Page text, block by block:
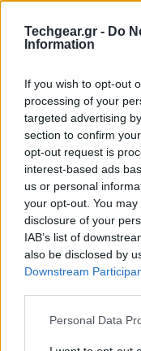
Techgear.gr - Do
Information
If you wish to opt-out
processing of your
targeted advertising
section to confirm
opt-out request is
interest-based ads
us or personal
your opt-out. You
disclosure of your
IAB’s list of
also be disclosed by
Downstream
Please note that this
Personal Data
Το αν και πότε θα
ενεργοποίησης
μοιάζει ξεκάθαρη.
έχουν παραδεχτεί
διαφημίσεων ως
δεν υπήρξε
μοιάζει ιδανικό: η